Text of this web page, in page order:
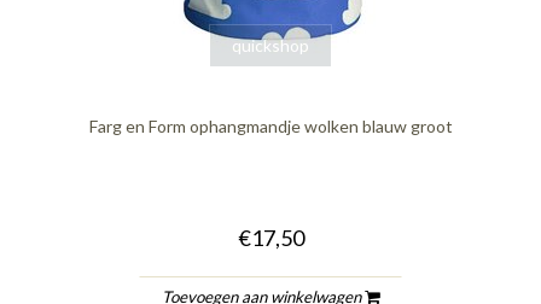
quickshop
Farg en Form ophangmandje wolken blauw groot
€17,50
Toevoegen aan winkelwagen